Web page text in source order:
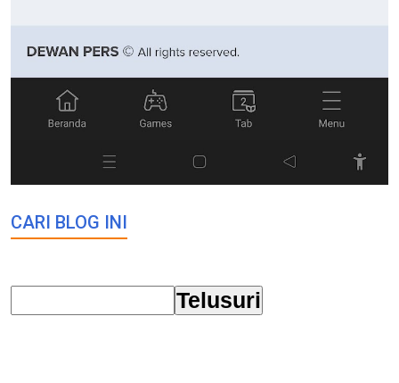
CARI BLOG INI